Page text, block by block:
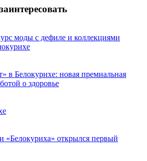
моды с дефиле и коллекциями
в Белокурихе: новая премиальная
о здоровье
«Белокуриха» открылся первый